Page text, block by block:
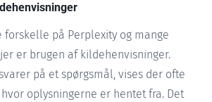
forskelle på Perplexity og mange
er brugen af kildehenvisninger.
på et spørgsmål, vises der ofte
oplysningerne er hentet fra. Det